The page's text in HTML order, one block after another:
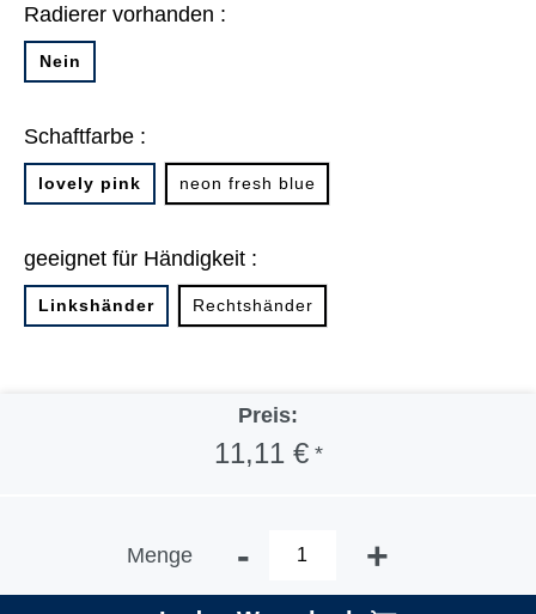
Radierer vorhanden :
Nein
Schaftfarbe :
lovely pink neon fresh blue
geeignet für Händigkeit :
Linkshänder Rechtshänder
Preis:
11,11 €*
Menge - +